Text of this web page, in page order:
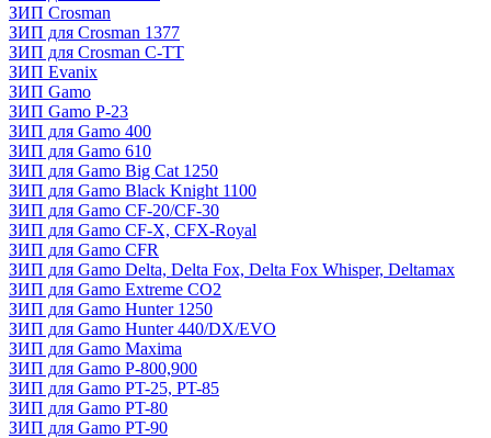
ЗИП Crosman
ЗИП для Crosman 1377
ЗИП для Crosman C-TT
ЗИП Evanix
ЗИП Gamo
ЗИП Gamo P-23
ЗИП для Gamo 400
ЗИП для Gamo 610
ЗИП для Gamo Big Cat 1250
ЗИП для Gamo Black Knight 1100
ЗИП для Gamo CF-20/CF-30
ЗИП для Gamo CF-X, CFX-Royal
ЗИП для Gamo CFR
ЗИП для Gamo Delta, Delta Fox, Delta Fox Whisper, Deltamax
ЗИП для Gamo Extreme CO2
ЗИП для Gamo Hunter 1250
ЗИП для Gamo Hunter 440/DX/EVO
ЗИП для Gamo Maxima
ЗИП для Gamo P-800,900
ЗИП для Gamo PT-25, PT-85
ЗИП для Gamo PT-80
ЗИП для Gamo PT-90